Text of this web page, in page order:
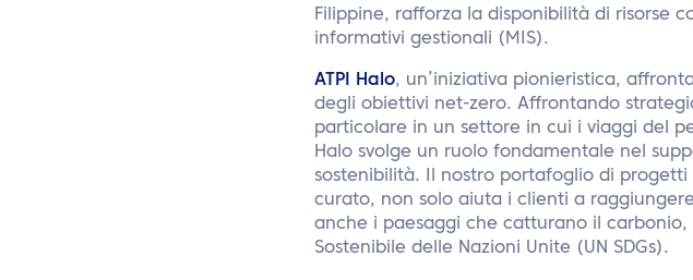
Filippine, rafforza la disponibilità di risorse
informativi gestionali (MIS).
ATPI Halo, un’iniziativa pionieristica,
degli obiettivi net-zero. Affrontando
particolare in un settore in cui i viaggi del
Halo svolge un ruolo fondamentale nel
sostenibilità. Il nostro portafoglio di
curato, non solo aiuta i clienti a
anche i paesaggi che catturano il
Sostenibile delle Nazioni Unite (UN SDGs).